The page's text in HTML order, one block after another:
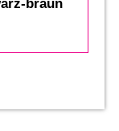
braun